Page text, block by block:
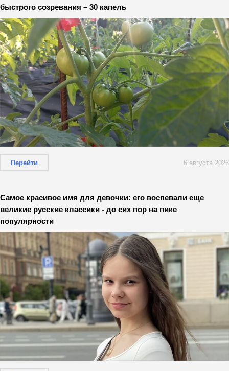
быстрого созревания – 30 капель
Перейти 6 августа 2026
Самое красивое имя для девочки: его воспевали еще
великие русские классики - до сих пор на пике
популярности